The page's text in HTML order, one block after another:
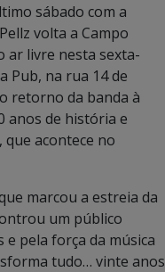
sábado com a
volta a Campo
ar livre nesta sexta-
Pub, na rua 14 de
retorno da banda à
anos de história e
acontece no
marcou a estreia da
um público
pela força da música
tudo… vinte anos